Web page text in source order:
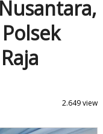
2.649 view